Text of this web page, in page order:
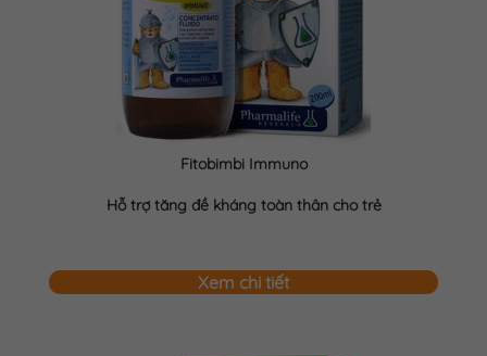
Fitobimbi Immuno
Hỗ trợ tăng đề kháng toàn thân cho trẻ
Xem chi tiết